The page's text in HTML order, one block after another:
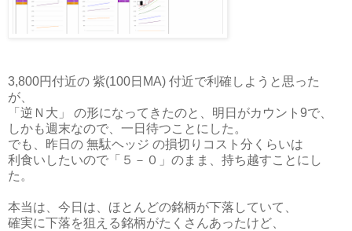
3,800円付近の 紫(100日MA) 付近で利確しようと思った
が、
「逆Ｎ大」 の形になってきたのと、明日がカウント9で、
しかも週末なので、一日待つことにした。
でも、昨日の 無駄ヘッジ の損切りコスト分くらいは
利食いしたいので「５－０」のまま、持ち越すことにし
た。
本当は、今日は、ほとんどの銘柄が下落していて、
確実に下落を狙える銘柄がたくさんあったけど、